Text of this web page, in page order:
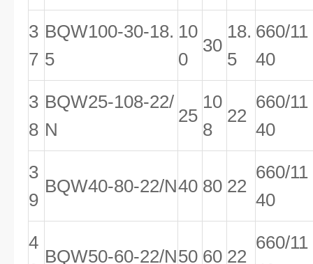
3
7
BQW100-30-18.
5
10
0
30
18.
5
660/11
40
3
8
BQW25-108-22/
N
25
10
8
22
660/11
40
3
9
BQW40-80-22/N40 80 22
660/11
40
4
BQW50-60-22/N50 60 22
660/11